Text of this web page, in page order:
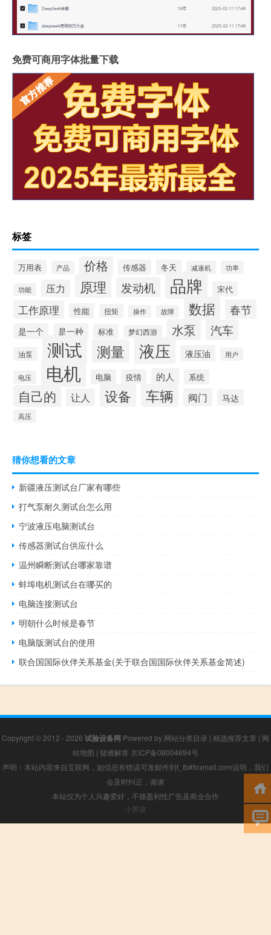
免费可商用字体批量下载
标签
万用表 产品 价格 传感器 冬天 减速机 功率
功能 压力 原理 发动机 品牌 宋代
工作原理 性能 扭矩 操作 故障 数据 春节
是一个 是一种 标准 梦幻西游 水泵 汽车
油泵 测试 测量 液压 液压油 用户
电压 电机 电脑 疫情 的人 系统
自己的 让人 设备 车辆 阀门 马达
高压
猜你想看的文章
新疆液压测试台厂家有哪些
打气泵耐久测试台怎么用
宁波液压电脑测试台
传感器测试台供应什么
温州瞬断测试台哪家靠谱
蚌埠电机测试台在哪买的
电脑连接测试台
明朝什么时候是春节
电脑版测试台的使用
联合国国际伙伴关系基金(关于联合国国际伙伴关系基金简述)
Copyright © 2012 - 2026 试验设备网 Powered by 网站分类目录 | 精选推荐文章 | 网
站地图 | 疑难解答 京ICP备08004694号
声明：本站内容来自互联网，如信息有错误可发邮件到f_fb#foxmail.com说明，我们
会及时纠正，谢谢
本站仅为个人兴趣爱好，不接盈利性广告及商业合作
小男孩